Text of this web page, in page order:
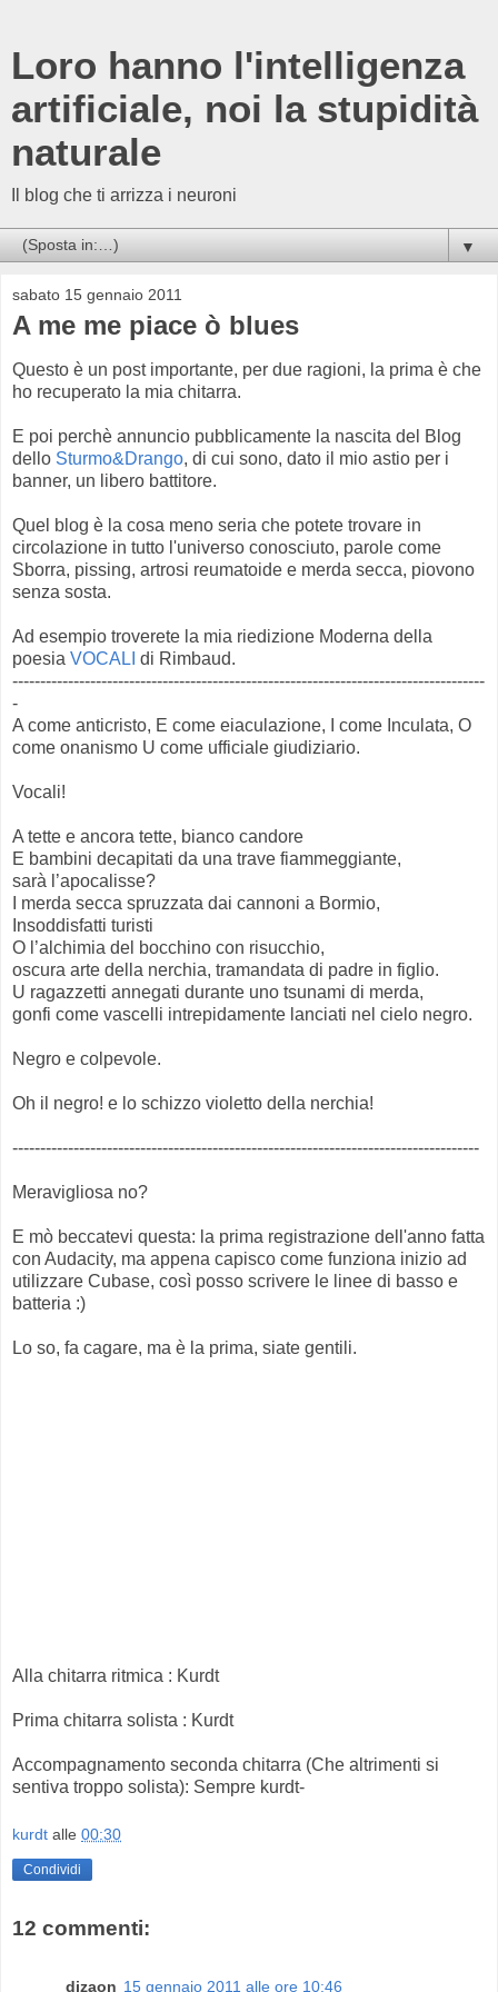
Loro hanno l'intelligenza
artificiale, noi la stupidità
naturale
Il blog che ti arrizza i neuroni
▼
sabato 15 gennaio 2011
A me me piace ò blues
Questo è un post importante, per due ragioni, la prima è che
ho recuperato la mia chitarra.
E poi perchè annuncio pubblicamente la nascita del Blog
dello Sturmo&Drango, di cui sono, dato il mio astio per i
banner, un libero battitore.
Quel blog è la cosa meno seria che potete trovare in
circolazione in tutto l'universo conosciuto, parole come
Sborra, pissing, artrosi reumatoide e merda secca, piovono
senza sosta.
Ad esempio troverete la mia riedizione Moderna della
poesia VOCALI di Rimbaud.
-------------------------------------------------------------------------------------
-
A come anticristo, E come eiaculazione, I come Inculata, O
come onanismo U come ufficiale giudiziario.
Vocali!
A tette e ancora tette, bianco candore
E bambini decapitati da una trave fiammeggiante,
sarà l’apocalisse?
I merda secca spruzzata dai cannoni a Bormio,
Insoddisfatti turisti
O l’alchimia del bocchino con risucchio,
oscura arte della nerchia, tramandata di padre in figlio.
U ragazzetti annegati durante uno tsunami di merda,
gonfi come vascelli intrepidamente lanciati nel cielo negro.
Negro e colpevole.
Oh il negro! e lo schizzo violetto della nerchia!
------------------------------------------------------------------------------------
Meravigliosa no?
E mò beccatevi questa: la prima registrazione dell'anno fatta
con Audacity, ma appena capisco come funziona inizio ad
utilizzare Cubase, così posso scrivere le linee di basso e
batteria :)
Lo so, fa cagare, ma è la prima, siate gentili.
Alla chitarra ritmica : Kurdt
Prima chitarra solista : Kurdt
Accompagnamento seconda chitarra (Che altrimenti si
sentiva troppo solista): Sempre kurdt-
kurdt alle 00:30
Condividi
12 commenti:
dizaon 15 gennaio 2011 alle ore 10:46